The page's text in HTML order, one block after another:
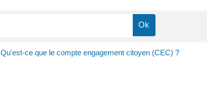
Qu'est-ce que le compte engagement citoyen (CEC) ?